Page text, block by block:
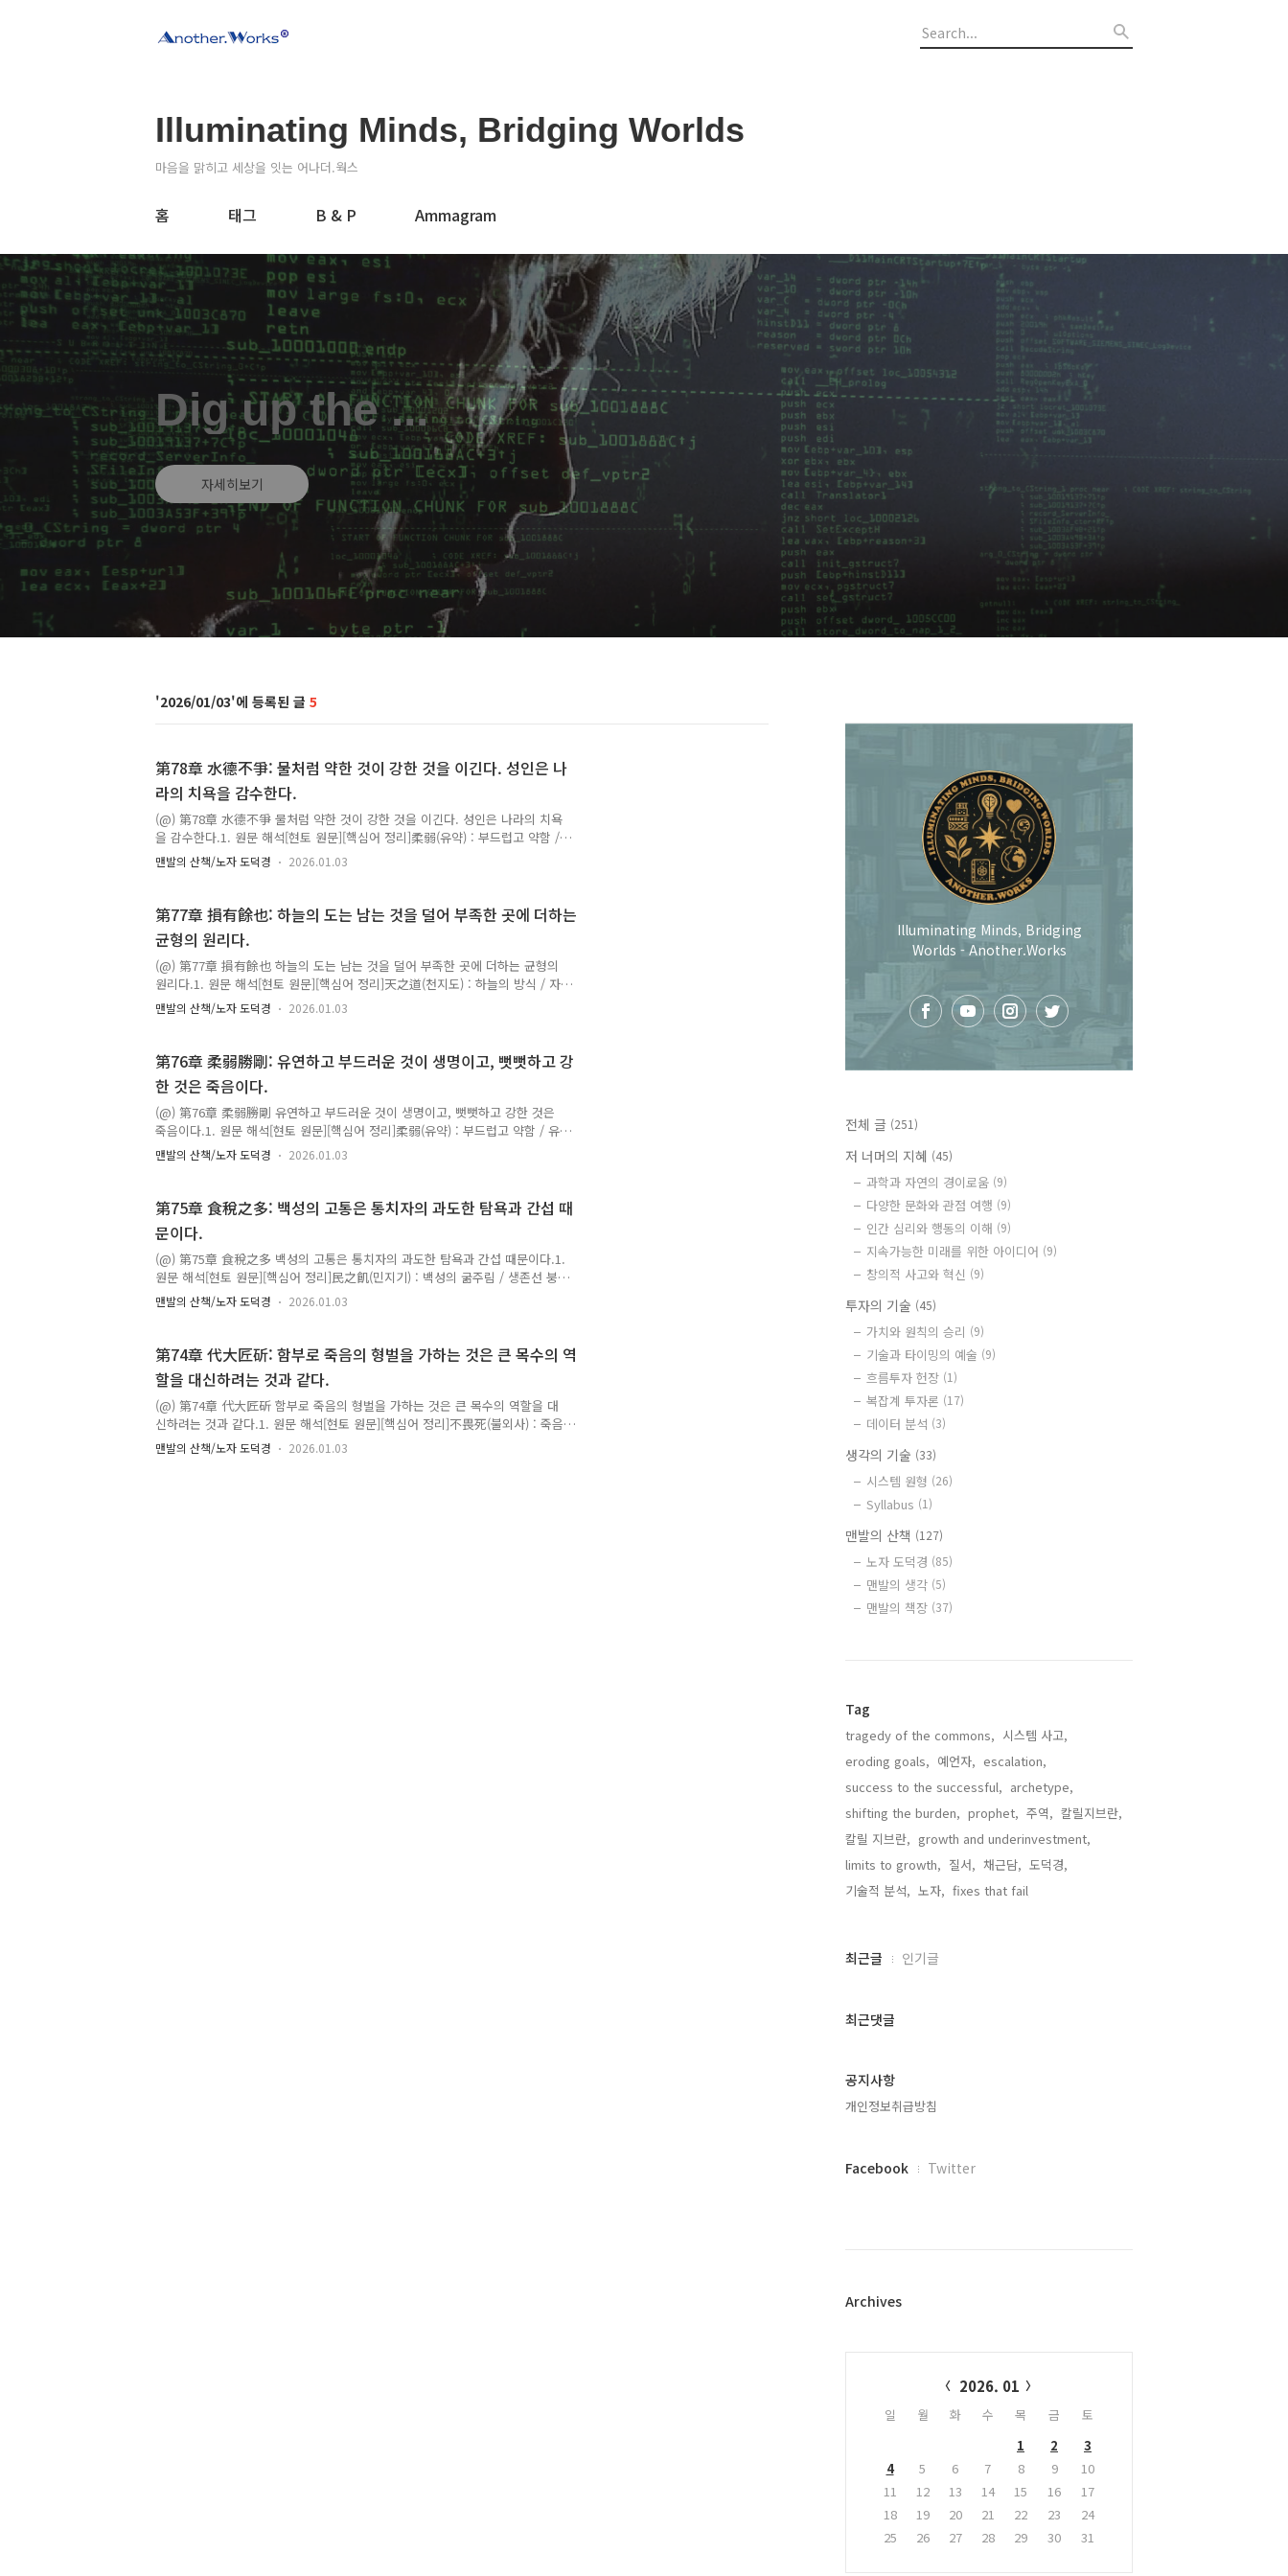
Illuminating Minds, Bridging Worlds
마음을 맑히고 세상을 잇는 어나더.웍스
홈 태그 B & P Ammagram
Dig up the ...
자세히보기
2026/01/03 5
第78章 水德不爭: 물처럼 약한 것이 강한 것을 이긴다. 성인은 나
라의 치욕을 감수한다.
(@) 第78章 水德不爭 물처럼 약한 것이 강한 것을 이긴다. 성인은 나라의 치욕
을 감수한다.1. 원문 해석[현토 원문][핵심어 정리]柔弱(유약) : 부드럽고 약함 /
저항하지 않음水(水德) : 물의 덕 / 흐름·포용·침투의 힘弱勝強(약승강) : 약한 것
이 강한 것을 이김柔勝剛(유승강) : 부드러운 것이 단단한 것을 이김無以易之(무
受國之不祥(수국지불상) : 나라의 불행을 떠안음社稷之主(사직지주) : 나라의 진
짜 주인正言若反(정언약반) : 바른 말은 거꾸로처럼 들림[원문 해석]'천하에 물보
다 더 부드럽고 약한 것'은 없거늘, 견고하고 강한 것을 공격함에 능히 물을 이
길 수 있는 것은 없으니,'그것(유약함의 도리)'을 바꿀 수 ..
맨발의 산책/노자 도덕경 2026.01.03
第77章 損有餘也: 하늘의 도는 남는 것을 덜어 부족한 곳에 더하는
균형의 원리다.
(@) 第77章 損有餘也 하늘의 도는 남는 것을 덜어 부족한 곳에 더하는 균형의
원리다.1. 원문 해석[현토 원문][핵심어 정리]天之道(천지도) : 하늘의 방식 / 자연
의 균형 작동 원리抑高(억고) : 높은 것을 누름 / 과잉을 낮춤舉下(거하) : 낮은 것
을 들어 올림 / 결핍을 보듬음損有餘(손유여) : 남는 것을 덜어냄補不足(보부족) :
여) : 이미 가진 자를 더 받들어 줌爲而不恃(위이불시) : 행하되 기대지 않음 / 성
과에 매달리지 않음功成而不處(공성이불처) : 이루고도 그 자리에 머물지 않음
[원문 해석]'하늘의 도'는 그 마치 활을 당기는 것과 같지 않은가? (활을 당길 때
균형을 잡는 모습에 비유함.)높은 것은 누르고..
맨발의 산책/노자 도덕경 2026.01.03
第76章 柔弱勝剛: 유연하고 부드러운 것이 생명이고, 뻣뻣하고 강
한 것은 죽음이다.
(@) 第76章 柔弱勝剛 유연하고 부드러운 것이 생명이고, 뻣뻣하고 강한 것은
죽음이다.1. 원문 해석[현토 원문][핵심어 정리]柔弱(유약) : 부드럽고 약함 / 유연
함 / 살아 있는 감각堅強(견강) : 뻣뻣하고 강함 / 경직 / 이미 굳어버림生之徒(생
지도) : 삶의 편 / 살아 있는 쪽의 무리死之徒(사지도) : 죽음의 편 / 이미 끝난 쪽
생명력 소진兵强不勝(병강불승) : 군대가 지나치게 강하면 이기지 못함木强則折
(목강즉절) : 나무가 지나치게 단단하면 부러짐[원문 해석]사람이 살아있을 때는
부드럽고 약하지만, 죽을 때는 뻣뻣하고 강직하다.만물과 초목이 살아있을 때는
부드럽고 무르지만, 죽을 때는 마르고 시든다.'그러..
맨발의 산책/노자 도덕경 2026.01.03
第75章 食稅之多: 백성의 고통은 통치자의 과도한 탐욕과 간섭 때
문이다.
(@) 第75章 食稅之多 백성의 고통은 통치자의 과도한 탐욕과 간섭 때문이다.1.
원문 해석[현토 원문][핵심어 정리]民之飢(민지기) : 백성의 굶주림 / 생존선 붕괴
食稅之多(식세지다) : 세금을 먹듯 거둠 / 과도한 수탈民之難治(민지난치) : 백성
이 다스리기 어려움 / 통제 불능有爲(유위) : 지나친 개입 / 억지로 움직이게 함民
에서 삶을 독점하려 듦 / 탐욕적 생존 집착無以生爲者(무이생위자) : 삶을 위해
억지 부리지 않음貴生(귀생) : 생명을 귀히 여김[원문 해석]'백성들이 굶주리는
것'은, '그 위(지배자)'에서 세금을 너무 많이 거두어 먹기 때문이니, 이로써 굶주
린다.'백성들이 다스리기 어려운 것'은, '그 위(..
맨발의 산책/노자 도덕경 2026.01.03
第74章 代大匠斫: 함부로 죽음의 형벌을 가하는 것은 큰 목수의 역
할을 대신하려는 것과 같다.
(@) 第74章 代大匠斫 함부로 죽음의 형벌을 가하는 것은 큰 목수의 역할을 대
신하려는 것과 같다.1. 원문 해석[현토 원문][핵심어 정리]不畏死(불외사) : 죽음
을 두려워하지 않음 / 삶의 희망 상실以死懼之(이사구지) : 죽음으로 겁주려 함 /
공포 통치奇(기) : 기이한 죄 / 체제 밖의 극단적 악행司殺者(사살자) : 죽음을 관
맨발의 산책/노자 도덕경 2026.01.03
Illuminating Minds, Bridging
Worlds - Another.Works
전체 글 (251)
저 너머의 지혜 (45)
과학과 자연의 경이로움 (9)
다양한 문화와 관점 여행 (9)
인간 심리와 행동의 이해 (9)
지속가능한 미래를 위한 아이디어 (9)
창의적 사고와 혁신 (9)
투자의 기술 (45)
가치와 원칙의 승리 (9)
기술과 타이밍의 예술 (9)
흐름투자 헌장 (1)
복잡계 투자론 (17)
데이터 분석 (3)
생각의 기술 (33)
시스템 원형 (26)
Syllabus (1)
맨발의 산책 (127)
노자 도덕경 (85)
맨발의 생각 (5)
맨발의 책장 (37)
Tag
tragedy of the commons, 시스템 사고,
eroding goals, 예언자, escalation,
success to the successful, archetype,
shifting the burden, prophet, 주역, 칼릴지브란,
칼릴 지브란, growth and underinvestment,
limits to growth, 질서, 채근담, 도덕경,
기술적 분석, 노자, fixes that fail,
최
과
글
최근글 인기글
최근댓글
공지사항
개인정보취급방침
페
플
Facebook Twitter
Archives
2026. 01
일 월 화 수 목 금
토
1
2
3
4
5 6 7 8 9
10
11
12 13 14 15 16
17
18
19 20 21 22 23
24
25
26 27 28 29 30 31